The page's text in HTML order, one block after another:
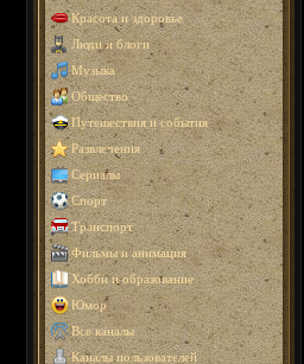
Красота и здоровье
Люди и блоги
Музыка
Общество
Путешествия и события
Развлечения
Сериалы
Спорт
Транспорт
Фильмы и анимация
Хобби и образование
Юмор
Все каналы
Каналы пользователей